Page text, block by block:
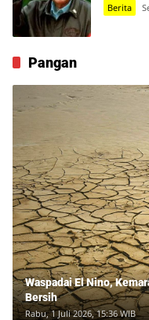
Berita
Pangan
Waspadai El Nino,
Bersih
Rabu, 1 Juli 2026, 15:36 WIB